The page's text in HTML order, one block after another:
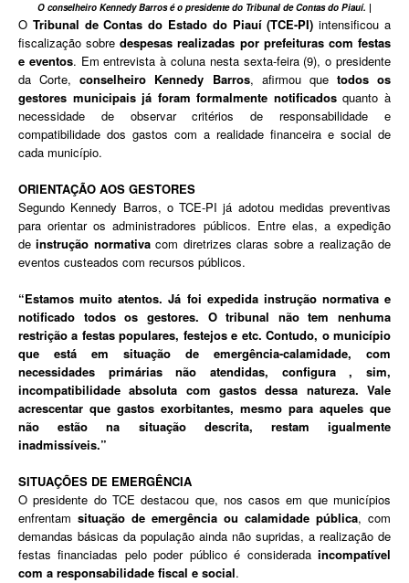
O conselheiro Kennedy Barros é o presidente do Tribunal de Contas do Piauí. |
O Tribunal de Contas do Estado do Piauí (TCE-PI) intensificou a
fiscalização sobredespesas realizadas por prefeituras com festas
e eventos. Em entrevista à coluna nesta sexta-feira (9), o presidente
da Corte,conselheiro Kennedy Barros, afirmou que todos os
gestores municipais já foram formalmente notificadosquanto à
necessidade de observar critérios de responsabilidade e
compatibilidade dos gastos com a realidade financeira e social de
cada município.
ORIENTAÇÃO AOS GESTORES
Segundo Kennedy Barros, o TCE-PI já adotou medidas preventivas
para orientar os administradores públicos. Entre elas, a expedição
deinstrução normativacom diretrizes claras sobre a realização de
eventos custeados com recursos públicos.
“Estamos muito atentos. Já foi expedida instrução normativa e
notificado todos os gestores. O tribunal não tem nenhuma
restrição a festas populares, festejos e etc. Contudo, o município
que está em situação de emergência-calamidade, com
necessidades primárias não atendidas, configura , sim,
incompatibilidade absoluta com gastos dessa natureza. Vale
acrescentar que gastos exorbitantes, mesmo para aqueles que
não estão na situação descrita, restam igualmente
inadmissíveis.”
SITUAÇÕES DE EMERGÊNCIA
O presidente do TCE destacou que, nos casos em que municípios
enfrentam situação de emergência ou calamidade pública, com
demandas básicas da população ainda não supridas, a realização de
festas financiadas pelo poder público é considerada incompatível
com a responsabilidade fiscal e social.